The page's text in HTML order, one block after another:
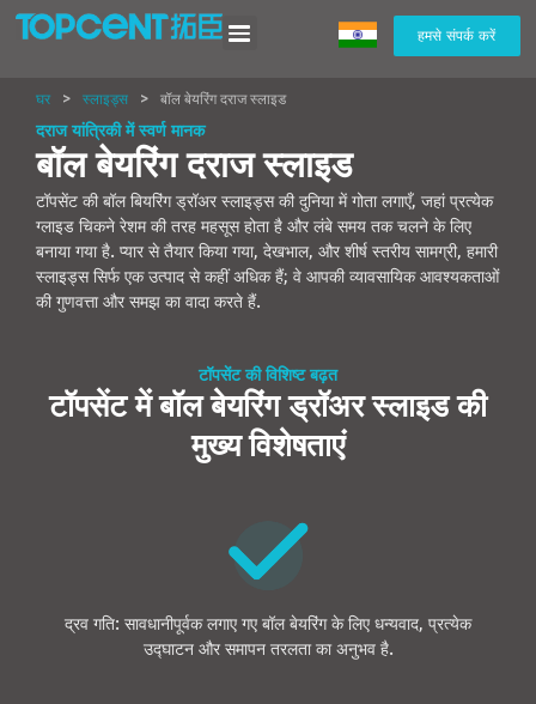
हमसे संपर्क करें
घर > स्लाइड्स > बॉल बेयरिंग दराज स्लाइड
दराज यांत्रिकी में स्वर्ण मानक
बॉल बेयरिंग दराज स्लाइड
टॉपसेंट की बॉल बियरिंग ड्रॉअर स्लाइड्स की दुनिया में गोता लगाएँ, जहां प्रत्येक
ग्लाइड चिकने रेशम की तरह महसूस होता है और लंबे समय तक चलने के लिए
बनाया गया है. प्यार से तैयार किया गया, देखभाल, और शीर्ष स्तरीय सामग्री, हमारी
स्लाइड्स सिर्फ एक उत्पाद से कहीं अधिक हैं; वे आपकी व्यावसायिक आवश्यकताओं
की गुणवत्ता और समझ का वादा करते हैं.
टॉपसेंट की विशिष्ट बढ़त
टॉपसेंट में बॉल बेयरिंग ड्रॉअर स्लाइड की
मुख्य विशेषताएं
द्रव गति: सावधानीपूर्वक लगाए गए बॉल बेयरिंग के लिए धन्यवाद, प्रत्येक
उद्घाटन और समापन तरलता का अनुभव है.